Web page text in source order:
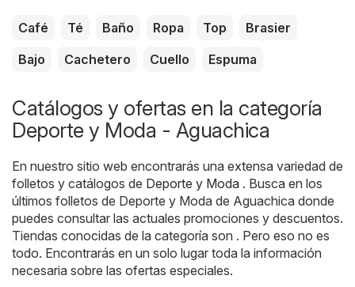
Café Té Baño Ropa Top
Brasier
Bajo
Cachetero Cuello Espuma
Catálogos y ofertas en la categoría
Deporte y Moda - Aguachica
En nuestro sitio web encontrarás una extensa variedad de
folletos y catálogos de Deporte y Moda . Busca en los
últimos folletos de Deporte y Moda de Aguachica donde
puedes consultar las actuales promociones y descuentos.
Tiendas conocidas de la categoría son . Pero eso no es
todo. Encontrarás en un solo lugar toda la información
necesaria sobre las ofertas especiales.